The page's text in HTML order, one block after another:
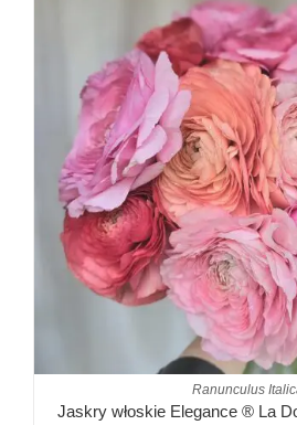
Ranunculus
Jaskry włoskie Elegance ® La